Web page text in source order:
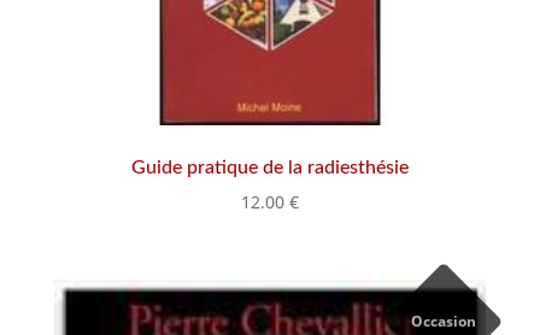
Guide pratique de la radiesthésie
12.00 €
Occasion